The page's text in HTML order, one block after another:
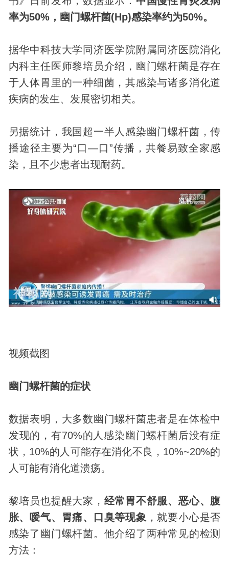
率为50%，幽门螺杆菌(Hp)感染率约为50%。
据华中科技大学同济医学院附属同济医院消化
内科主任医师黎培员介绍，幽门螺杆菌是存在
于人体胃里的一种细菌 ，其感染与诸多消化道
疾病的发生、发展密切相关。
另据统计，我国超一半人感染幽门螺杆菌，传
播途径主要为“口—口”传播，共餐易致全家感
染，且不少患者出现耐药。
视频截图
幽门螺杆菌的症状
数据表明，大多数幽门螺杆菌患者是在体检中
发现的，有70%的人感染幽门螺杆菌后没有症
状，10%的人可能存在消化不良，10%~20%的
人可能有消化道溃疡。
黎培员也提醒大家， 经常胃不舒服、恶心、腹
胀、嗳气、胃痛、口臭等现象 ，就要小心是否
感染了幽门螺杆菌。他介绍了两种常见的检测
方法：